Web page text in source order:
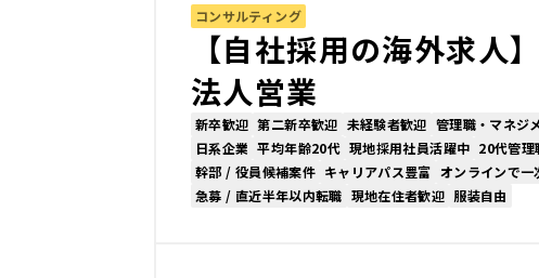
コンサルティング
【自社採用の海外求人
法人営業
新卒歓迎 第二新卒歓迎 未経験者歓迎 管理職・マネジ
日系企業 平均年齢20代 現地採用社員活躍中 20代管理
幹部 / 役員候補案件 キャリアパス豊富 オンラインで
急募 / 直近半年以内転職 現地在住者歓迎 服装自由